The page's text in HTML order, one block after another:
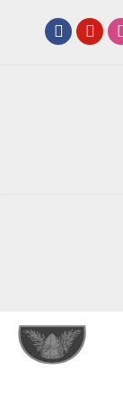
Facebook
Jesenický